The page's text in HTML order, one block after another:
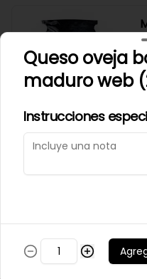
Queso oveja
maduro web
Instrucciones